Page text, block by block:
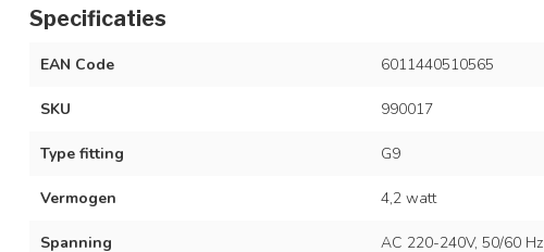
Specificaties
EAN Code 6011440510565
SKU 990017
Type fitting G9
Vermogen 4,2 watt
Spanning AC 220-240V, 50/60 Hz